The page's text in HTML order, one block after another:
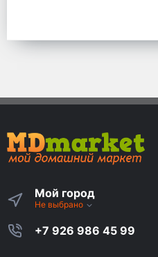
Мой город
Не выбрано
+7 926 986 45 99